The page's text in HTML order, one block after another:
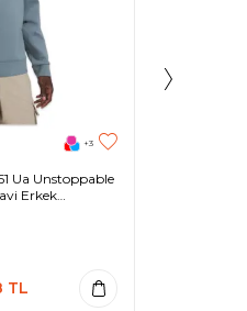
+3
Ua Unstoppable
Erkek
TL